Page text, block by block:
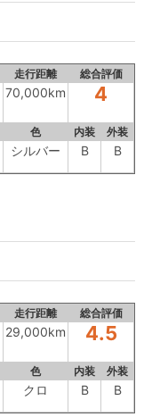
走行距離 総合評価
70,000km 4
色 内装 外装
シルバー B B
走行距離 総合評価
29,000km 4.5
色 内装 外装
クロ B B